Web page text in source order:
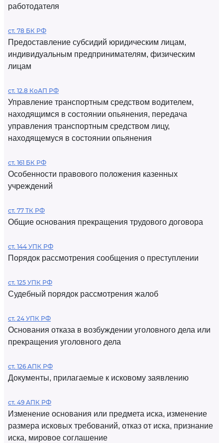
работодателя
ст. 78 БК РФ
Предоставление субсидий юридическим лицам,
индивидуальным предпринимателям, физическим
лицам
ст. 12.8 КоАП РФ
Управление транспортным средством водителем,
находящимся в состоянии опьянения, передача
управления транспортным средством лицу,
находящемуся в состоянии опьянения
ст. 161 БК РФ
Особенности правового положения казенных
учреждений
ст. 77 ТК РФ
Общие основания прекращения трудового договора
ст. 144 УПК РФ
Порядок рассмотрения сообщения о преступлении
ст. 125 УПК РФ
Судебный порядок рассмотрения жалоб
ст. 24 УПК РФ
Основания отказа в возбуждении уголовного дела или
прекращения уголовного дела
ст. 126 АПК РФ
Документы, прилагаемые к исковому заявлению
ст. 49 АПК РФ
Изменение основания или предмета иска, изменение
размера исковых требований, отказ от иска, признание
иска, мировое соглашение